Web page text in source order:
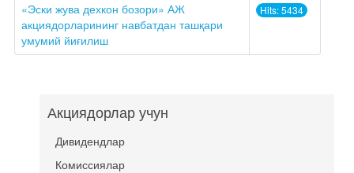
«Эски жува дехкон бозори» АЖ
акциядорларининг навбатдан ташқари
умумий йиғилиш
Hits: 5434
Акциядорлар учун
Дивидендлар
Комиссиялар